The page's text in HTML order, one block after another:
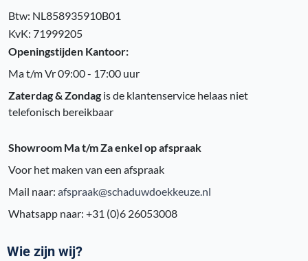
Btw: NL858935910B01
KvK: 71999205
Openingstijden Kantoor:
Ma t/m Vr 09:00 - 17:00 uur
Zaterdag & Zondag is de klantenservice helaas niet
telefonisch bereikbaar
Showroom Ma t/m Za enkel op afspraak
Voor het maken van een afspraak
Mail naar: afspraak@schaduwdoekkeuze.nl
Whatsapp naar: +31 (0)6 26053008
Wie zijn wij?